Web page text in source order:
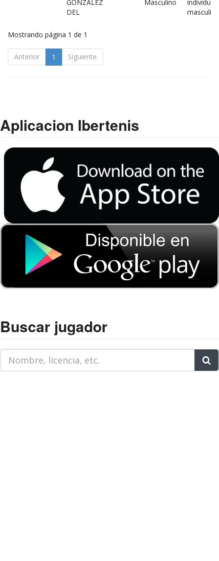
GONZALEZ
DEL
Masculino
individual
masculino
Mostrando página 1 de 1
Anterior 1 Siguiente
Aplicacion Ibertenis
Buscar jugador